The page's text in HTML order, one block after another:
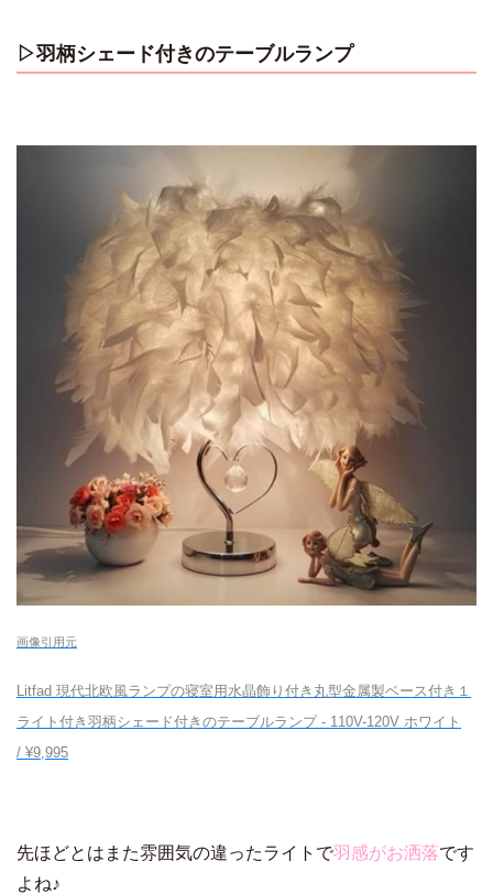
▷羽柄シェード付きのテーブルランプ
画像引用元
Litfad 現代北欧風ランプの寝室用水晶飾り付き丸型金属製ベース付き１
ライト付き羽柄シェード付きのテーブルランプ - 110V-120V ホワイト
/ ¥9,995
先ほどとはまた雰囲気の違ったライトで羽感がお洒落です
よね♪